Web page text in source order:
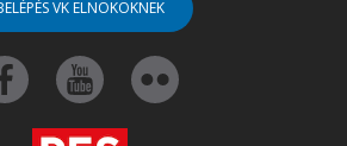
VK ELNÖKÖKNEK